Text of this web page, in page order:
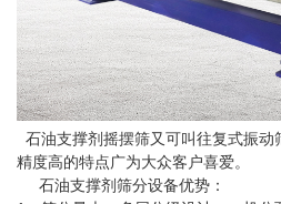
石油支撑剂摇摆筛又可叫往复式振动
精度高的特点广为大众客户喜爱。
石油支撑剂筛分设备优势：